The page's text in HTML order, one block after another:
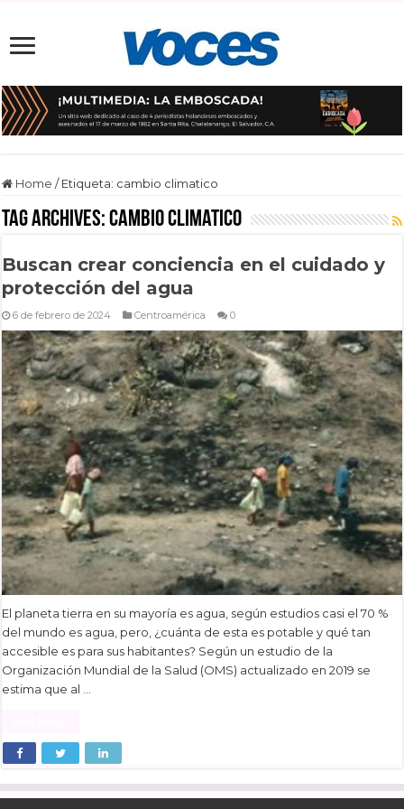
Home / Etiqueta: cambio climatico
Tag Archives:cambio climatico
Buscan crear conciencia en el cuidado y
protección del agua
6 de febrero de 2024 Centroamérica 0
El planeta tierra en su mayoría es agua, según estudios casi el 70 %
del mundo es agua, pero, ¿cuánta de esta es potable y qué tan
accesible es para sus habitantes? Según un estudio de la
Organización Mundial de la Salud (OMS) actualizado en 2019 se
estima que al …